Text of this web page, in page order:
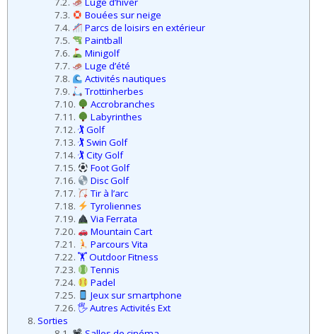
7.20.
Mountain Cart
7.21.
Parcours Vita
7.22.🏋️ Outdoor Fitness
7.23.
Tennis
7.24.
Padel
7.25.
Jeux sur smartphone
7.26.🖐️ Autres Activités Ext
Sorties
8.1.
Salles de cinéma
8.2.
Salles de Spectacle
8.3.
Salles de Concert
8.4.
Casinos
Activités Nautiques
9.1.
Barque
9.2.
Bateau à moteur
9.3.
Bateau à voile
9.4.
Bouées tractées
9.5.
Canoë-Kayak
9.6.
Canyoning
9.7.
Hydrospeed
9.8.
Kitesurf
9.9.
Paddle
9.10.
Pédalo
9.11.
Planche à voile
9.12.
Rafting
9.13.